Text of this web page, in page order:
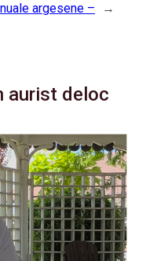
argesene –
→
aurist deloc